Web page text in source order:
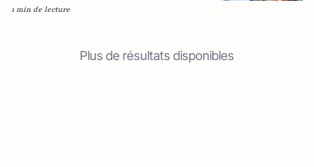
1 min de lecture
Plus de résultats disponibles